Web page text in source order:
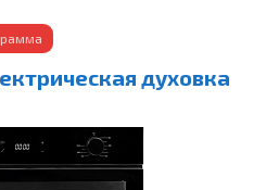
духовка